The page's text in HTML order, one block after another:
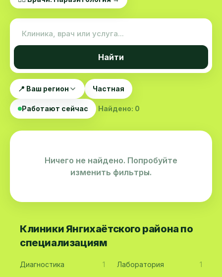
Найти
📍 Ваш регион Частная
Работают сейчас Найдено: 0
Ничего не найдено. Попробуйте
изменить фильтры.
Клиники Янгихаётского района по
специализациям
Диагностика 1 Лаборатория 1